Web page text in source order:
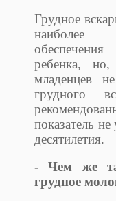
Грудное
наиболее
ребенка,
младенцев
грудного
показатель
десятилетия.
- Чем же
грудное